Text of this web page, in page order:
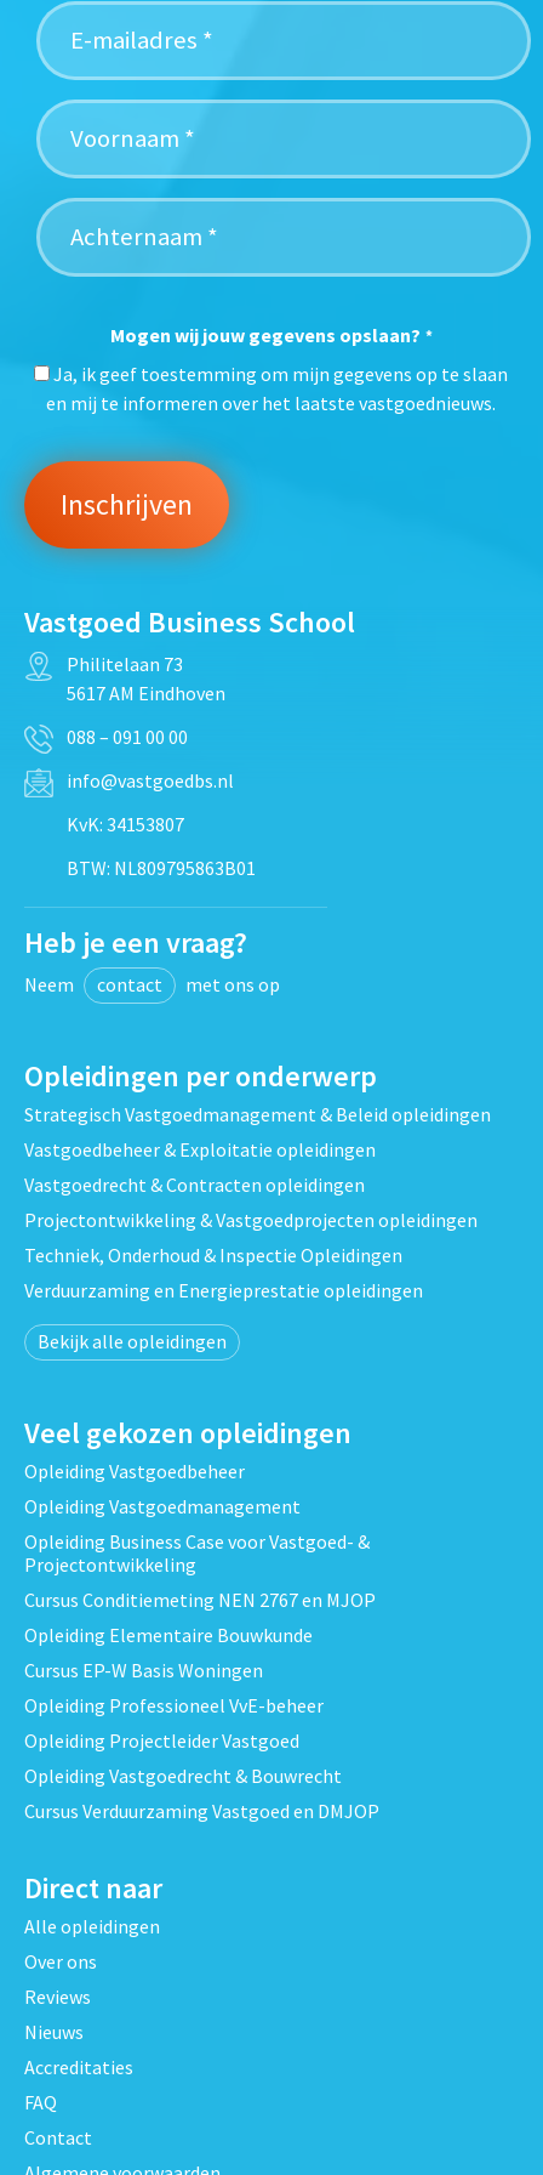
Mogen wij jouw gegevens opslaan? *
Ja, ik geef toestemming om mijn gegevens op te slaan
en mij te informeren over het laatste vastgoednieuws.
Vastgoed Business School
Philitelaan 73
5617 AM Eindhoven
088 – 091 00 00
info@vastgoedbs.nl
KvK: 34153807
BTW: NL809795863B01
Heb je een vraag?
Neem contact met ons op
Opleidingen per onderwerp
Strategisch Vastgoedmanagement & Beleid opleidingen
Vastgoedbeheer & Exploitatie opleidingen
Vastgoedrecht & Contracten opleidingen
Projectontwikkeling & Vastgoedprojecten opleidingen
Techniek, Onderhoud & Inspectie Opleidingen
Verduurzaming en Energieprestatie opleidingen
Bekijk alle opleidingen
Veel gekozen opleidingen
Opleiding Vastgoedbeheer
Opleiding Vastgoedmanagement
Opleiding Business Case voor Vastgoed- &
Projectontwikkeling
Cursus Conditiemeting NEN 2767 en MJOP
Opleiding Elementaire Bouwkunde
Cursus EP-W Basis Woningen
Opleiding Professioneel VvE-beheer
Opleiding Projectleider Vastgoed
Opleiding Vastgoedrecht & Bouwrecht
Cursus Verduurzaming Vastgoed en DMJOP
Direct naar
Alle opleidingen
Over ons
Reviews
Nieuws
Accreditaties
FAQ
Contact